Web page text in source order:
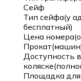
Сейф
Тип сейфа(у
бесплатный)
Цена
Доступность
Площадка